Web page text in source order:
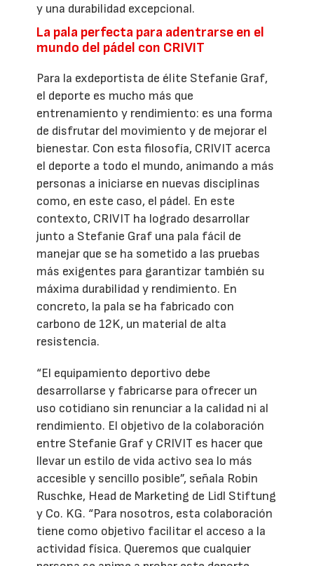
y una durabilidad excepcional.
La pala perfecta para adentrarse en el
mundo del pádel con CRIVIT
Para la exdeportista de élite Stefanie Graf,
el deporte es mucho más que
entrenamiento y rendimiento: es una forma
de disfrutar del movimiento y de mejorar el
bienestar. Con esta filosofía, CRIVIT acerca
el deporte a todo el mundo, animando a más
personas a iniciarse en nuevas disciplinas
como, en este caso, el pádel. En este
contexto, CRIVIT ha logrado desarrollar
junto a Stefanie Graf una pala fácil de
manejar que se ha sometido a las pruebas
más exigentes para garantizar también su
máxima durabilidad y rendimiento. En
concreto, la pala se ha fabricado con
carbono de 12K, un material de alta
resistencia.
“El equipamiento deportivo debe
desarrollarse y fabricarse para ofrecer un
uso cotidiano sin renunciar a la calidad ni al
rendimiento. El objetivo de la colaboración
entre Stefanie Graf y CRIVIT es hacer que
llevar un estilo de vida activo sea lo más
accesible y sencillo posible”, señala Robin
Ruschke, Head de Marketing de Lidl Stiftung
y Co. KG. “Para nosotros, esta colaboración
tiene como objetivo facilitar el acceso a la
actividad física. Queremos que cualquier